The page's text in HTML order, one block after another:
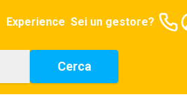
Experience Sei un gestore?
Cerca